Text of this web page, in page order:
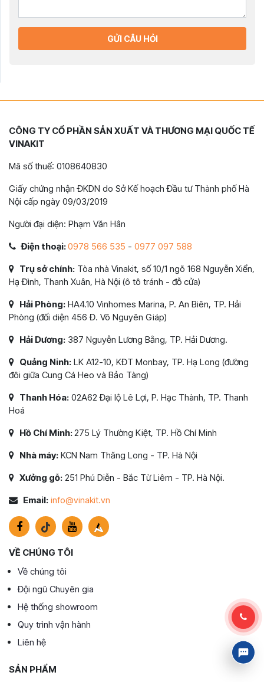
GỬI CÂU HỎI
CÔNG TY CỔ PHẦN SẢN XUẤT VÀ THƯƠNG MẠI QUỐC TẾ
VINAKIT
Mã số thuế: 0108640830
Giấy chứng nhận ĐKDN do Sở Kế hoạch Đầu tư Thành phố Hà
Nội cấp ngày 09/03/2019
Người đại diện: Phạm Văn Hân
Điện thoại:0978 566 535 - 0977 097 588
Trụ sở chính: Tòa nhà Vinakit, số 10/1 ngõ 168 Nguyễn Xiển,
Hạ Đình, Thanh Xuân, Hà Nội (ô tô tránh - đỗ cửa)
Hải Phòng: HA4.10 Vinhomes Marina, P. An Biên, TP. Hải
Phòng (đối diện 456 Đ. Võ Nguyên Giáp)
Hải Dương: 387 Nguyễn Lương Bằng, TP. Hải Dương.
Quảng Ninh: LK A12-10, KĐT Monbay, TP. Hạ Long (đường
đôi giữa Cung Cá Heo và Bảo Tàng)
Thanh Hóa: 02A62 Đại lộ Lê Lợi, P. Hạc Thành, TP. Thanh
Hoá
Hồ Chí Minh:275 Lý Thường Kiệt, TP. Hồ Chí Minh
Nhà máy: KCN Nam Thăng Long - TP. Hà Nội
Xưởng gỗ: 251 Phú Diễn - Bắc Từ Liêm - TP. Hà Nội.
Email: info@vinakit.vn
VỀ CHÚNG TÔI
Về chúng tôi
Đội ngũ Chuyên gia
Hệ thống showroom
Quy trình vận hành
Liên hệ
SẢN PHẨM